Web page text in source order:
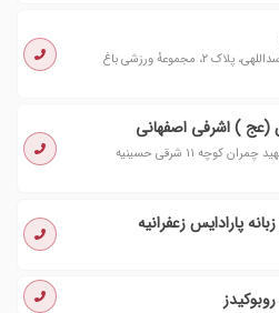
میدان تجریش، خیابان دربند، خیابان اسداللهی، پلاک ۲، مجموعهٔ ورزشی باغ
(عج ) اشرفی اصفهانی
پونک انتهای اشرفی اصفهانی خیابان شهید چمران کوچه ۱۱ شرقی حسینیه
پارادایس زعفرانیه